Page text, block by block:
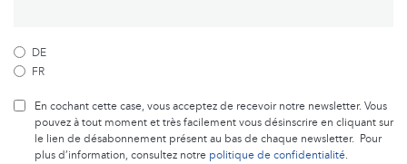
DE
FR
En cochant cette case, vous acceptez de recevoir notre newsletter. Vous
pouvez à tout moment et très facilement vous désinscrire en cliquant sur
le lien de désabonnement présent au bas de chaque newsletter. Pour
plus d’information, consultez notre politique de confidentialité.